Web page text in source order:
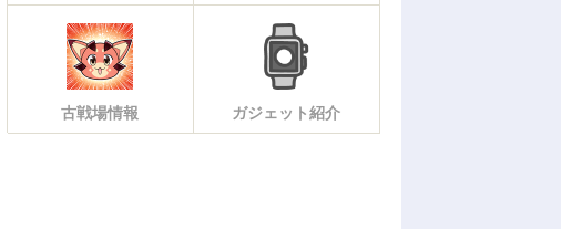
古戦場情報 ガジェット紹介